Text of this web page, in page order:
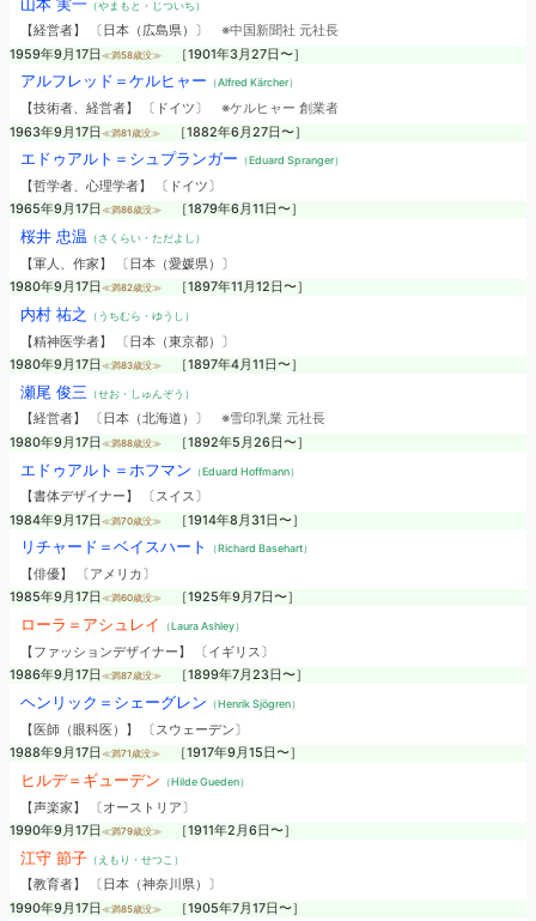
（やまもと・じついち）
【経営者】 〔日本（広島県）〕 ※中国新聞社 元社長
1959年9月17日 ≪満58歳没≫ ［1901年3月27日〜］
アルフレッド＝ケルヒャー （Alfred Kärcher）
【技術者、経営者】 〔ドイツ〕 ※ケルヒャー 創業者
1963年9月17日 ≪満81歳没≫ ［1882年6月27日〜］
エドゥアルト＝シュプランガー （Eduard Spranger）
【哲学者、心理学者】 〔ドイツ〕
1965年9月17日 ≪満86歳没≫ ［1879年6月11日〜］
桜井 忠温 （さくらい・ただよし）
【軍人、作家】 〔日本（愛媛県）〕
1980年9月17日 ≪満82歳没≫ ［1897年11月12日〜］
内村 祐之 （うちむら・ゆうし）
【精神医学者】 〔日本（東京都）〕
1980年9月17日 ≪満83歳没≫ ［1897年4月11日〜］
瀬尾 俊三 （せお・しゅんぞう）
【経営者】 〔日本（北海道）〕 ※雪印乳業 元社長
1980年9月17日 ≪満88歳没≫ ［1892年5月26日〜］
エドゥアルト＝ホフマン （Eduard Hoffmann）
【書体デザイナー】 〔スイス〕
1984年9月17日 ≪満70歳没≫ ［1914年8月31日〜］
リチャード＝ベイスハート （Richard Basehart）
【俳優】 〔アメリカ〕
1985年9月17日 ≪満60歳没≫ ［1925年9月7日〜］
ローラ＝アシュレイ （Laura Ashley）
【ファッションデザイナー】 〔イギリス〕
1986年9月17日 ≪満87歳没≫ ［1899年7月23日〜］
ヘンリック＝シェーグレン （Henrik Sjögren）
【医師（眼科医）】 〔スウェーデン〕
1988年9月17日 ≪満71歳没≫ ［1917年9月15日〜］
ヒルデ＝ギューデン （Hilde Gueden）
【声楽家】 〔オーストリア〕
1990年9月17日 ≪満79歳没≫ ［1911年2月6日〜］
江守 節子（えもり・せつこ）
【教育者】 〔日本（神奈川県）〕
1990年9月17日 ≪満85歳没≫ ［1905年7月17日〜］